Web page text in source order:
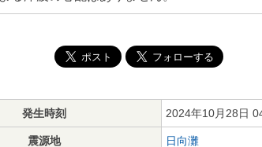
発生時刻 2024年10月28日
震源地 日向灘